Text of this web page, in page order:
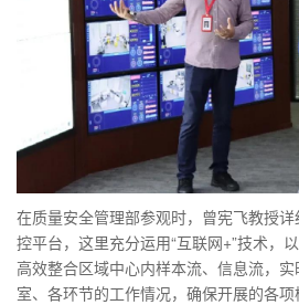
在质量安全管理部参观时，曾宪飞教授
控平台，这里充分运用“互联网+”技术，
高效整合区域中心内样本流、信息流，
室、各环节的工作情况，确保开展的各